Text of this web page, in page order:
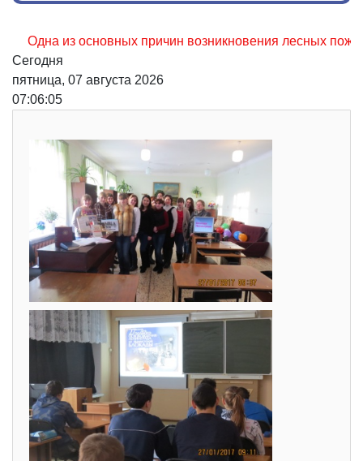
из основных причин возникновения лесных пожаров,
Сегодня
пятница, 07 августа 2026
07:06:06